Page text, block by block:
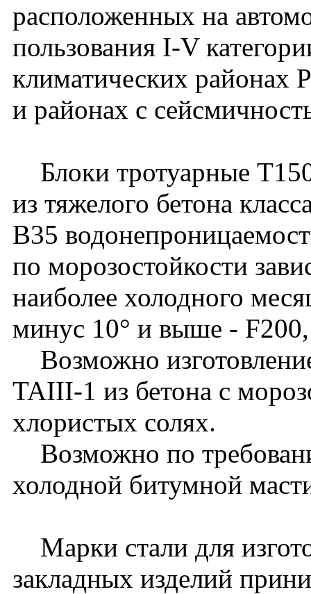
расположенных на
пользования I-V
климатических районах
и районах с
Блоки тротуарные
из тяжелого бетона
B35
по морозостойкости
наиболее холодного
минус 10° и выше -
Возможно
TAIII-1 из бетона с
хлористых солях.
Возможно по
холодной битумной
Марки стали для
закладных изделий